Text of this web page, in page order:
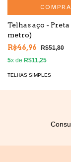
Telhas aço -
metro)
R$46,96
R$51,80
5x de R$11,25
TELHAS SIMPLES